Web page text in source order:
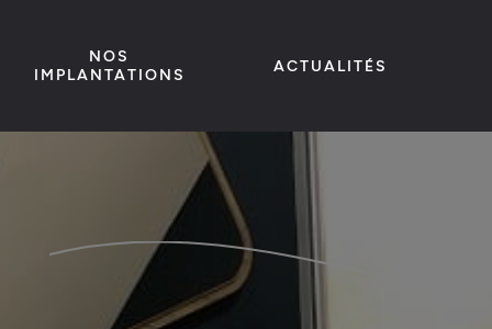
NOS
IMPLANTATIONS
ACTUALITÉS